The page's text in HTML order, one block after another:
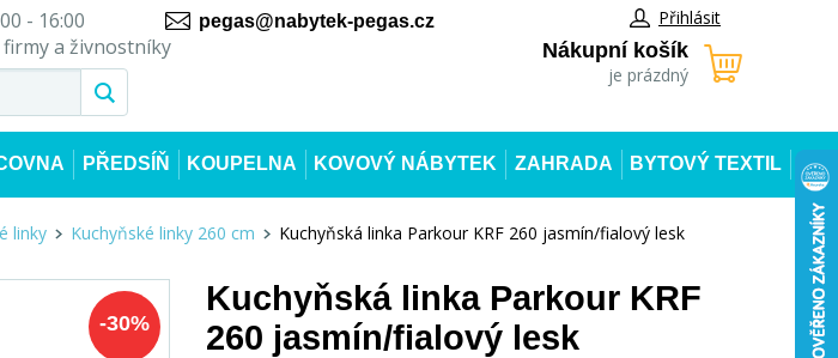
- 16:00
a živnostníky
pegas@nabytek-pegas.cz Přihlásit
Nákupní košík
je prázdný
PŘEDSÍŇ KOUPELNA KOVOVÝ NÁBYTEK ZAHRADA BYTOVÝ TEXTIL
linky Kuchyňské linky 260 cm Kuchyňská linka Parkour KRF 260 jasmín/fialový lesk
-30%
Kuchyňská linka Parkour KRF
260 jasmín/fialový lesk